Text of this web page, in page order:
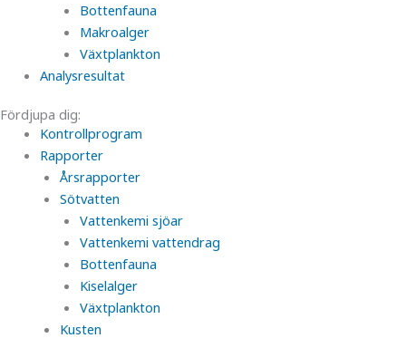
Bottenfauna
Makroalger
Växtplankton
Analysresultat
Fördjupa dig:
Kontrollprogram
Rapporter
Årsrapporter
Sötvatten
Vattenkemi sjöar
Vattenkemi vattendrag
Bottenfauna
Kiselalger
Växtplankton
Kusten